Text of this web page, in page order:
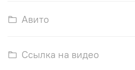
Авито
Ссылка на видео